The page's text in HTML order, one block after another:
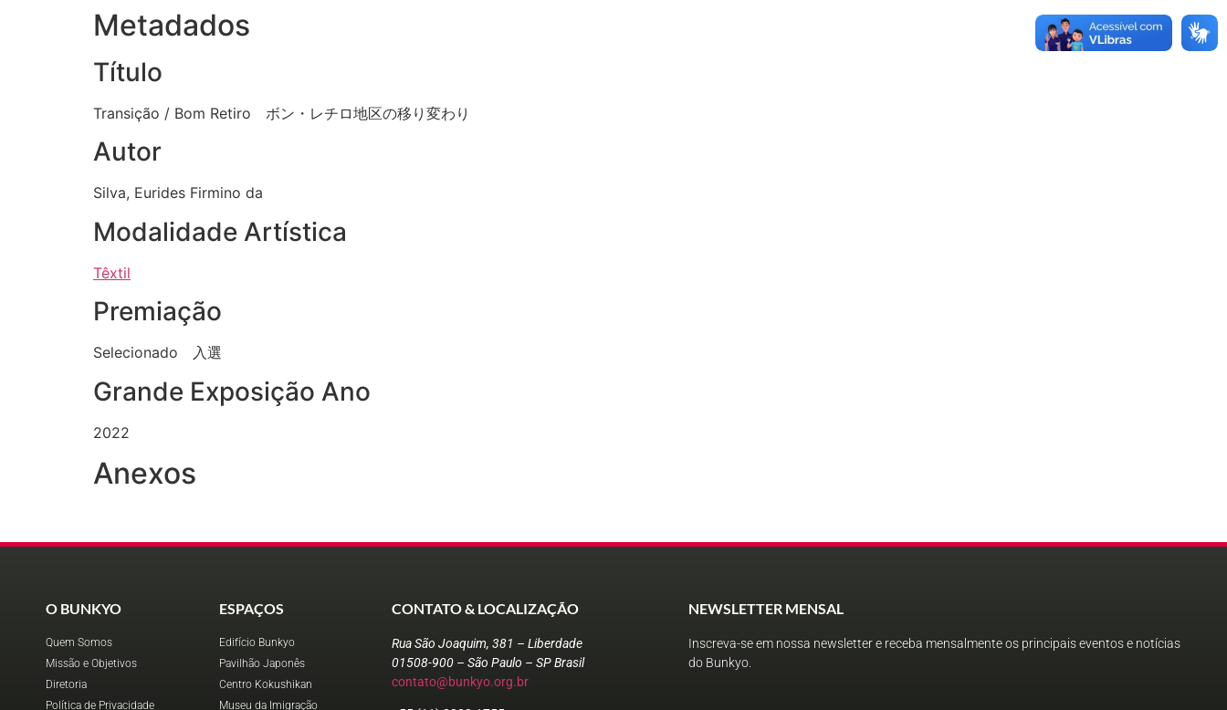
Metadados
Título
Transição / Bom Retiro ボン・レチロ地区の移り変わり
Autor
Silva, Eurides Firmino da
Modalidade Artística
Têxtil
Premiação
Selecionado 入選
Grande Exposição Ano
2022
Anexos
O BUNKYO
Quem Somos
Missão e Objetivos
Diretoria
Política de Privacidade
ESPAÇOS
Edifício Bunkyo
Pavilhão Japonês
Centro Kokushikan
Museu da Imigração
CONTATO & LOCALIZAÇÃO
Rua São Joaquim, 381 – Liberdade
01508-900 – São Paulo – SP Brasil
contato@bunkyo.org.br
NEWSLETTER MENSAL
Inscreva-se em nossa newsletter e receba mensalmente os principais eventos e notícias
do Bunkyo.